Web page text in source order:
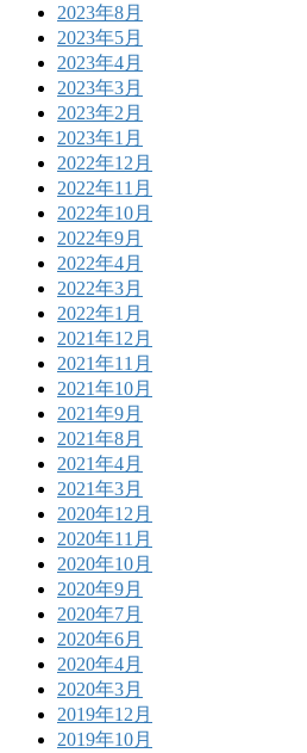
2023年8月
2023年5月
2023年4月
2023年3月
2023年2月
2023年1月
2022年12月
2022年11月
2022年10月
2022年9月
2022年4月
2022年3月
2022年1月
2021年12月
2021年11月
2021年10月
2021年9月
2021年8月
2021年4月
2021年3月
2020年12月
2020年11月
2020年10月
2020年9月
2020年7月
2020年6月
2020年4月
2020年3月
2019年12月
2019年10月